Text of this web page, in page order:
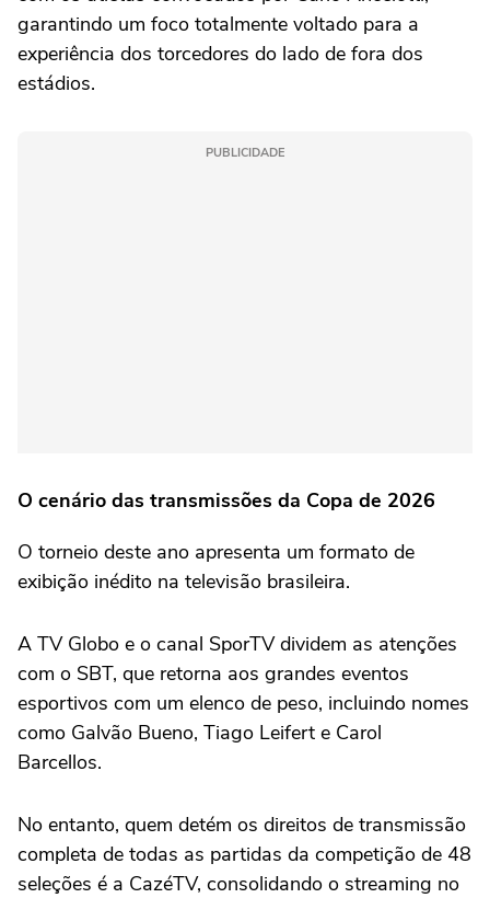
garantindo um foco totalmente voltado para a
experiência dos torcedores do lado de fora dos
estádios.
PUBLICIDADE
O cenário das transmissões da Copa de 2026
O torneio deste ano apresenta um formato de
exibição inédito na televisão brasileira.
A TV Globo e o canal SporTV dividem as atenções
com o SBT, que retorna aos grandes eventos
esportivos com um elenco de peso, incluindo nomes
como Galvão Bueno, Tiago Leifert e Carol
Barcellos.
No entanto, quem detém os direitos de transmissão
completa de todas as partidas da competição de 48
seleções é a CazéTV, consolidando o streaming no